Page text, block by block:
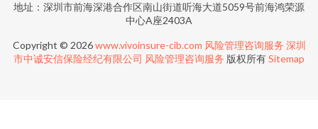
地址：深圳市前海深港合作区南山街道听海大道5059号前海鸿荣源
中心A座2403A
Copyright © 2026www.vivoinsure-cib.com 风险管理咨询服务 深圳
市中诚安信保险经纪有限公司 风险管理咨询服务 版权所有Sitemap